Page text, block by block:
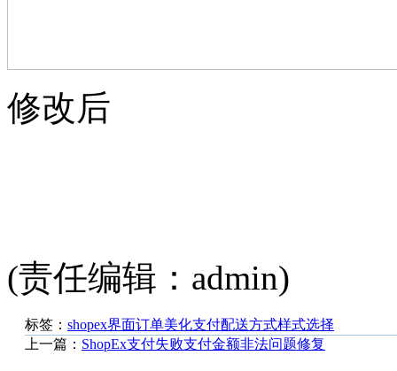
修改后
(责任编辑：admin)
标签： shopex界面订单美化支付配送方式样式选择
上一篇： ShopEx支付失败支付金额非法问题修复